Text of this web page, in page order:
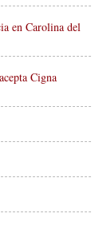
en Carolina del
Cigna